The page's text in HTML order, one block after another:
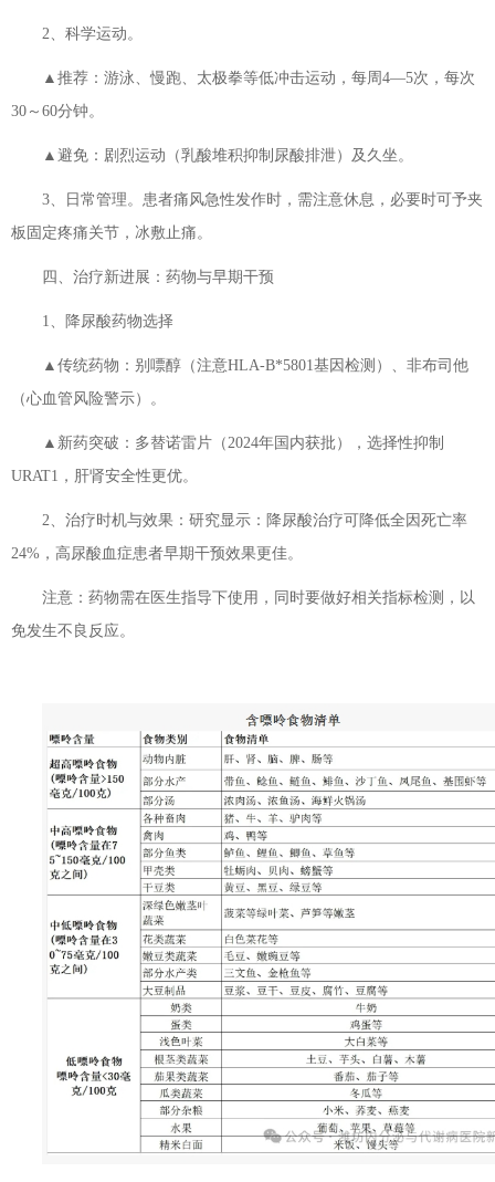
2、科学运动。
▲推荐：游泳、慢跑、太极拳等低冲击运动，每周4—5次，每次
30～60分钟。
▲避免：剧烈运动（乳酸堆积抑制尿酸排泄）及久坐。
3、日常管理。患者痛风急性发作时，需注意休息，必要时可予夹
板固定疼痛关节，冰敷止痛。
四、治疗新进展：药物与早期干预
1、降尿酸药物选择
▲传统药物：别嘌醇（注意HLA-B*5801基因检测）、非布司他
（心血管风险警示）。
▲新药突破：多替诺雷片（2024年国内获批），选择性抑制
URAT1，肝肾安全性更优。
2、治疗时机与效果：研究显示：降尿酸治疗可降低全因死亡率
24%，高尿酸血症患者早期干预效果更佳。
注意：药物需在医生指导下使用，同时要做好相关指标检测，以
免发生不良反应。